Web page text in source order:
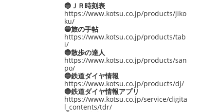
🔵ＪＲ時刻表
https://www.kotsu.co.jp/products/jiko
ku/
🔵旅の手帖
https://www.kotsu.co.jp/products/tab
i/
🔵散歩の達人
https://www.kotsu.co.jp/products/san
po/
🔵鉄道ダイヤ情報
https://www.kotsu.co.jp/products/dj/
🔵鉄道ダイヤ情報アプリ
https://www.kotsu.co.jp/service/digita
l_contents/tdr/